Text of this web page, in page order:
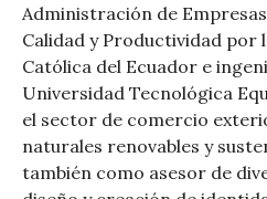
Administración de
Calidad y Productividad por
Católica del Ecuador e
Universidad Tecnológica
el sector de comercio
naturales renovables y
también como asesor de